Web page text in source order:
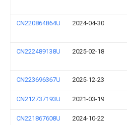
CN220864864U 2024-04-30
CN222489138U 2025-02-18
CN223696367U 2025-12-23
CN212737193U 2021-03-19
CN221867608U 2024-10-22